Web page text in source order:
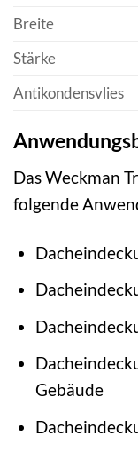
Breite
Stärke
Antikondensvlies
Das Weckman
folgende
Gebäude